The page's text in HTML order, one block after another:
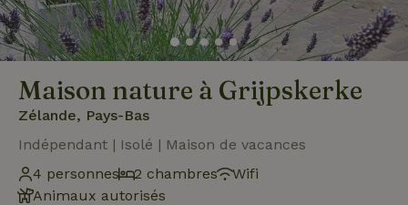
Maison nature à Grijpskerke
Zélande, Pays-Bas
Indépendant | Isolé | Maison de vacances
4 personnes
2 chambres
Wifi
Animaux autorisés